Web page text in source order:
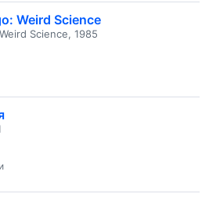
Weird Science
Science, 1985